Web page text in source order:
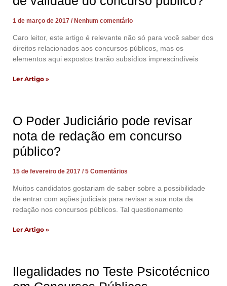
1 de março de 2017 Nenhum comentário
Caro leitor, este artigo é relevante não só para você saber dos
direitos relacionados aos concursos públicos, mas os
elementos aqui expostos trarão subsídios imprescindíveis
Ler Artigo »
O Poder Judiciário pode revisar
nota de redação em concurso
público?
15 de fevereiro de 2017 5 Comentários
Muitos candidatos gostariam de saber sobre a possibilidade
de entrar com ações judiciais para revisar a sua nota da
redação nos concursos públicos. Tal questionamento
Ler Artigo »
Ilegalidades no Teste Psicotécnico